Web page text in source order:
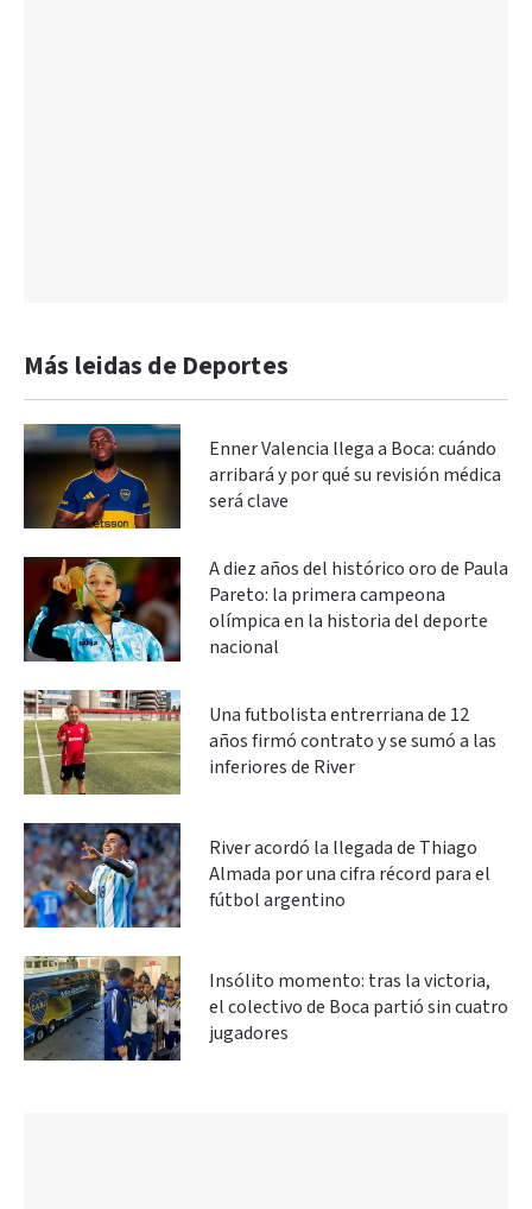
Más leidas de Deportes
Enner Valencia llega a Boca: cuándo
arribará y por qué su revisión médica
será clave
A diez años del histórico oro de Paula
Pareto: la primera campeona
olímpica en la historia del deporte
nacional
Una futbolista entrerriana de 12
años firmó contrato y se sumó a las
inferiores de River
River acordó la llegada de Thiago
Almada por una cifra récord para el
fútbol argentino
Insólito momento: tras la victoria,
el colectivo de Boca partió sin cuatro
jugadores